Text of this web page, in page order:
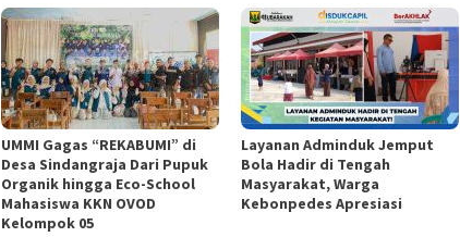
UMMI Gagas “REKABUMI” di
Desa Sindangraja Dari Pupuk
Organik hingga Eco-School
Mahasiswa KKN OVOD
Kelompok 05
Layanan Adminduk Jemput
Bola Hadir di Tengah
Masyarakat, Warga
Kebonpedes Apresiasi